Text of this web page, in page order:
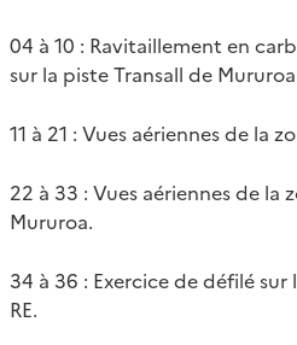
04 à 10 : Ravitaillement en
sur la piste Transall de
11 à 21 : Vues aériennes de la
22 à 33 : Vues aériennes de la
Mururoa.
34 à 36 : Exercice de défilé
RE.